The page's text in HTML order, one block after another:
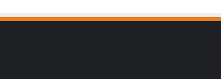
غير مسبوق